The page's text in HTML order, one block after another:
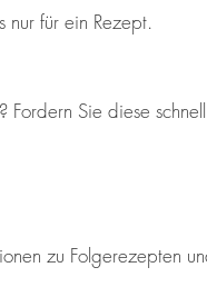
für ein Rezept.
Fordern Sie diese
zu Folgerezepten